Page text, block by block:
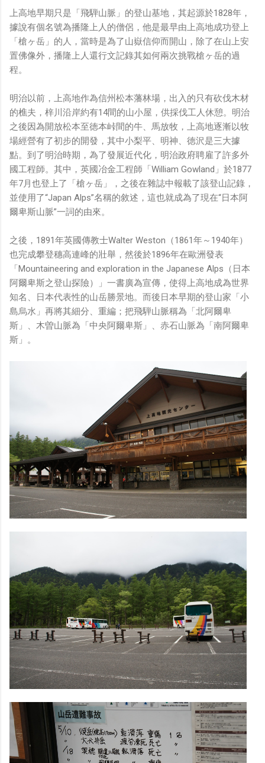
上高地早期只是「飛騨山脈」的登山基地，其起源於1828年，
據說有個名號為播隆上人的僧侶，他是最早由上高地成功登上
「槍ヶ岳」的人，當時是為了山嶽信仰而開山，除了在山上安
置佛像外，播隆上人還行文記錄其如何兩次挑戰槍ヶ岳的過
程。
明治以前，上高地作為信州松本藩林場，出入的只有砍伐木材
的樵夫，梓川沿岸約有14間的山小屋，供採伐工人休憩。明治
之後因為開放松本至徳本峠間的牛、馬放牧，上高地逐漸以牧
場經營有了初步的開發，其中小梨平、明神、徳沢是三大據
點。到了明治時期，為了發展近代化，明治政府聘雇了許多外
國工程師。其中，英國冶金工程師「William Gowland」於1877
年7月也登上了「槍ヶ岳」，之後在雜誌中報載了該登山記錄，
並使用了“Japan Alps”名稱的敘述，這也就成為了現在“日本阿
爾卑斯山脈”一詞的由來。
之後，1891年英國傳教士Walter Weston（1861年～1940年）
也完成攀登穗高連峰的壯舉，然後於1896年在歐洲發表
「Mountaineering and exploration in the Japanese Alps（日本
阿爾卑斯之登山探險）」一書廣為宣傳，使得上高地成為世界
知名、日本代表性的山岳勝景地。而後日本早期的登山家「小
島烏水」再將其細分、重編；把飛騨山脈稱為「北阿爾卑
斯」、木曽山脈為「中央阿爾卑斯」、赤石山脈為「南阿爾卑
斯」。